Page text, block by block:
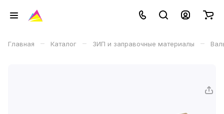
Главная – Каталог – ЗИП и заправочные материалы –